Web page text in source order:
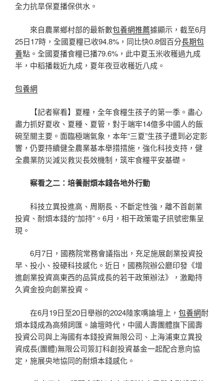
全力抗旱保夏播保供水。
來自農業鄉村部的最新數包養網推薦據顯示，截至6月
25日17時，全國夏糧已收94.8%，同比快0.8個百分長期包
養點。全國夏播食糧已播79.6%，此中夏玉米收穫過九成
半，中稻播栽近九成，夏年夜豆收穫近八成。
包養網
【記者察看】夏糧，全年食糧生孩子的第一季。盡心
盡力抓好夏收、夏種、夏管，對于端牢14億多中國人的飯
碗至關主要。面臨極端氣象，本年“三夏”生孩子遭到必定影
響，仍要持續健全農業基本舉措措施，強化科技支持，健
全農業防災減災救災長效機制，筑牢食糧平安基礎。
察看之二：培養耐煩本錢各地外行動
科技立異投進高、周期長、不斷定性強，離不首創業
投資、耐煩本錢的“加持”。6月，相干政策電子訊號密集呈
現。
6月7日，國務院常務會議指出，充足施展創業投資投
早、投小、投硬科技感化。近日，國務院辦公廳印發《增
進創業投資高東西的品質成長的若干政策辦法》，激勵持
久資金投向創業投資。
在6月19日至20日舉辦的2024陸家嘴論壇上， 包養網耐
煩本錢成為高頻詞匯。論壇時代，中國人壽團體旗下國壽
投資公司與上海國有本錢投資無限公司、上海浦東立異投
資成長(團體)無限公司簽訂科創投資基金一起配合意向協
定，施展央地協同的耐煩本錢感化。